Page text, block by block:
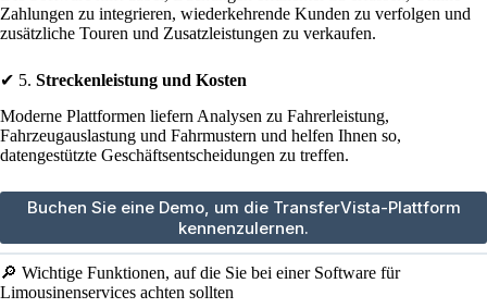
Zahlungen zu integrieren, wiederkehrende Kunden zu verfolgen und
zusätzliche Touren und Zusatzleistungen zu verkaufen.
✔ 5. Streckenleistung und Kosten
Moderne Plattformen liefern Analysen zu Fahrerleistung,
Fahrzeugauslastung und Fahrmustern und helfen Ihnen so,
datengestützte Geschäftsentscheidungen zu treffen.
Buchen Sie eine Demo, um die TransferVista-Plattform
kennenzulernen.
🔎 Wichtige Funktionen, auf die Sie bei einer Software für
Limousinenservices achten sollten